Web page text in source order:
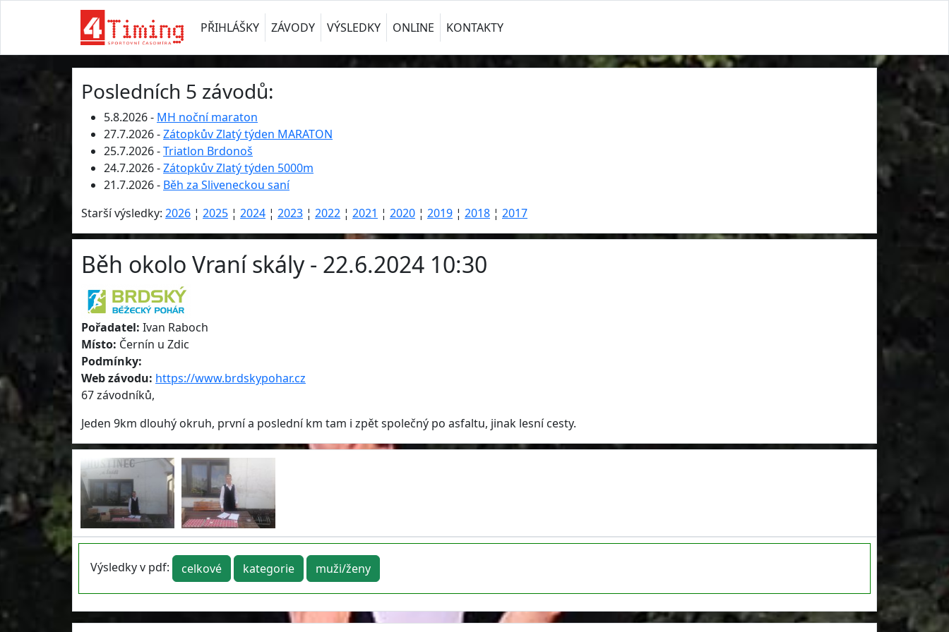
PŘIHLÁŠKY ZÁVODY VÝSLEDKY ONLINE KONTAKTY
Posledních 5 závodů:
5.8.2026 - MH noční maraton
27.7.2026 -Zátopkův Zlatý týden MARATON
25.7.2026 -Triatlon Brdonoš
24.7.2026 -Zátopkův Zlatý týden 5000m
21.7.2026 - Běh za Sliveneckou saní
Starší výsledky: 2026 ¦ 2025 ¦ 2024 ¦ 2023 ¦ 2022 ¦ 2021 ¦ 2020 ¦ 2019 ¦ 2018 ¦ 2017
Běh okolo Vraní skály - 22.6.2024 10:30
Pořadatel: Ivan Raboch
Místo: Černín u Zdic
Podmínky:
Web závodu: https://www.brdskypohar.cz
67 závodníků,
Jeden 9km dlouhý okruh, první a poslední km tam i zpět společný po asfaltu, jinak lesní cesty.
Výsledky v pdf: celkové kategorie muži/ženy